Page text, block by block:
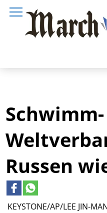
KEYSTONE/AP/LEE JIN-
Schwimm-
Russen